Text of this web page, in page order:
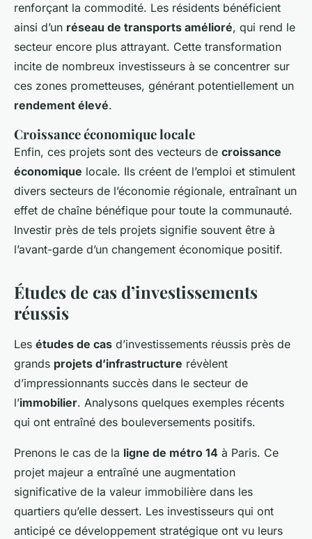
renforçant la commodité. Les résidents bénéficient
ainsi d’un réseau de transports amélioré, qui rend le
secteur encore plus attrayant. Cette transformation
incite de nombreux investisseurs à se concentrer sur
ces zones prometteuses, générant potentiellement un
rendement élevé.
Croissance économique locale
Enfin, ces projets sont des vecteurs de croissance
économique locale. Ils créent de l’emploi et stimulent
divers secteurs de l’économie régionale, entraînant un
effet de chaîne bénéfique pour toute la communauté.
Investir près de tels projets signifie souvent être à
l’avant-garde d’un changement économique positif.
Études de cas d’investissements
réussis
Les études de cas d’investissements réussis près de
grands projets d’infrastructure révèlent
d’impressionnants succès dans le secteur de
l’immobilier. Analysons quelques exemples récents
qui ont entraîné des bouleversements positifs.
Prenons le cas de la ligne de métro 14 à Paris. Ce
projet majeur a entraîné une augmentation
significative de la valeur immobilière dans les
quartiers qu’elle dessert. Les investisseurs qui ont
anticipé ce développement stratégique ont vu leurs